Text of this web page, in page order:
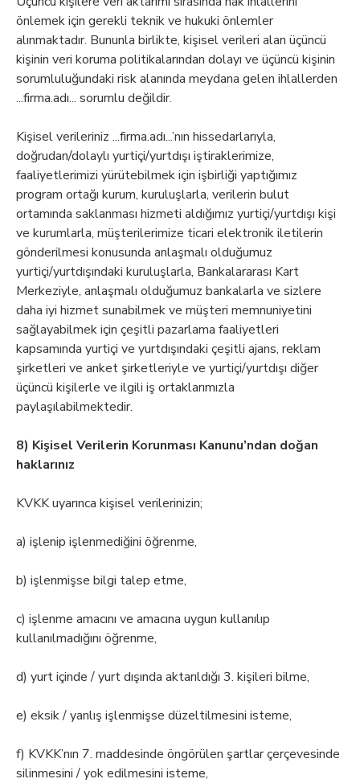
önlemek için gerekli teknik ve hukuki önlemler
alınmaktadır. Bununla birlikte, kişisel verileri alan üçüncü
kişinin veri koruma politikalarından dolayı ve üçüncü kişinin
sorumluluğundaki risk alanında meydana gelen ihlallerden
...firma.adı... sorumlu değildir.
Kişisel verileriniz ...firma.adı...’nın hissedarlarıyla,
doğrudan/dolaylı yurtiçi/yurtdışı iştiraklerimize,
faaliyetlerimizi yürütebilmek için işbirliği yaptığımız
program ortağı kurum, kuruluşlarla, verilerin bulut
ortamında saklanması hizmeti aldığımız yurtiçi/yurtdışı kişi
ve kurumlarla, müşterilerimize ticari elektronik iletilerin
gönderilmesi konusunda anlaşmalı olduğumuz
yurtiçi/yurtdışındaki kuruluşlarla, Bankalararası Kart
Merkeziyle, anlaşmalı olduğumuz bankalarla ve sizlere
daha iyi hizmet sunabilmek ve müşteri memnuniyetini
sağlayabilmek için çeşitli pazarlama faaliyetleri
kapsamında yurtiçi ve yurtdışındaki çeşitli ajans, reklam
şirketleri ve anket şirketleriyle ve yurtiçi/yurtdışı diğer
üçüncü kişilerle ve ilgili iş ortaklarımızla
paylaşılabilmektedir.
8) Kişisel Verilerin Korunması Kanunu’ndan doğan
haklarınız
KVKK uyarınca kişisel verilerinizin;
a) işlenip işlenmediğini öğrenme,
b) işlenmişse bilgi talep etme,
c) işlenme amacını ve amacına uygun kullanılıp
kullanılmadığını öğrenme,
d) yurt içinde / yurt dışında aktarıldığı 3. kişileri bilme,
e) eksik / yanlış işlenmişse düzeltilmesini isteme,
f) KVKK’nın 7. maddesinde öngörülen şartlar çerçevesinde
silinmesini / yok edilmesini isteme,